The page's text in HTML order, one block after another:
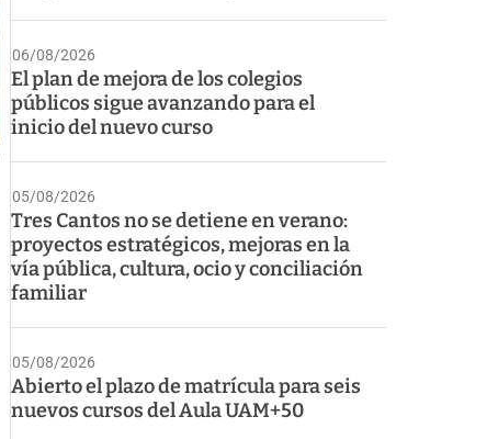
06/08/2026
El plan de mejora de los colegios
públicos sigue avanzando para el
inicio del nuevo curso
05/08/2026
Tres Cantos no se detiene en verano:
proyectos estratégicos, mejoras en la
vía pública, cultura, ocio y conciliación
familiar
05/08/2026
Abierto el plazo de matrícula para seis
nuevos cursos del Aula UAM+50